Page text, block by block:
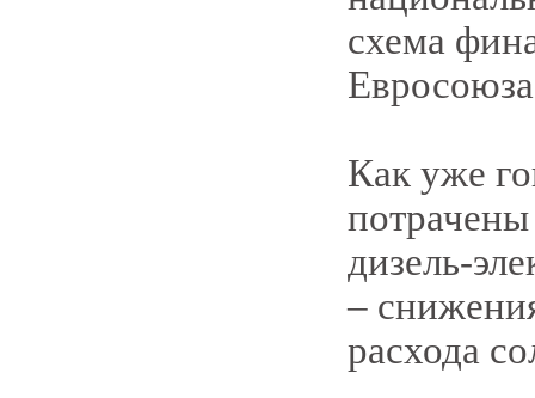
схема
Как уже
потрачены
дизель-
–
расхода